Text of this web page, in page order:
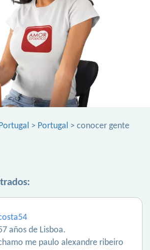
> Portugal > conocer gente
años de Lisboa.
me paulo alexandre ribeiro